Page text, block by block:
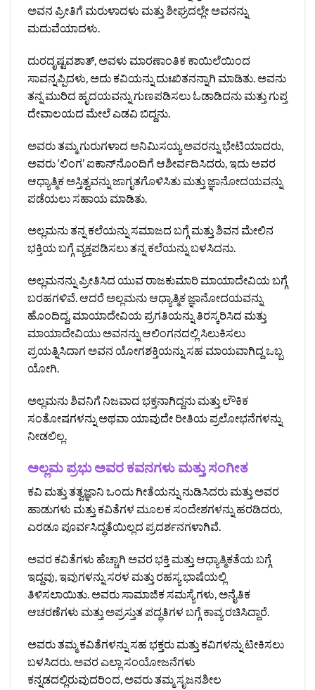
ಅವನ ಪ್ರೀತಿಗೆ ಮರುಳಾದಳು ಮತ್ತು ಶೀಘ್ರದಲ್ಲೇ ಅವನನ್ನು
ಮದುವೆಯಾದಳು.
ದುರದೃಷ್ಟವಶಾತ್, ಅವಳು ಮಾರಣಾಂತಿಕ ಕಾಯಿಲೆಯಿಂದ
ಸಾವನ್ನಪ್ಪಿದಳು, ಅದು ಕವಿಯನ್ನು ದುಃಖಿತನನ್ನಾಗಿ ಮಾಡಿತು. ಅವನು
ತನ್ನ ಮುರಿದ ಹೃದಯವನ್ನು ಗುಣಪಡಿಸಲು ಓಡಾಡಿದನು ಮತ್ತು ಗುಪ್ತ
ದೇವಾಲಯದ ಮೇಲೆ ಎಡವಿ ಬಿದ್ದನು.
ಅವರು ತಮ್ಮ ಗುರುಗಳಾದ ಅನಿಮಿಸಯ್ಯ ಅವರನ್ನು ಭೇಟಿಯಾದರು,
ಅವರು ‘ಲಿಂಗ’ ಐಕಾನ್‌ನೊಂದಿಗೆ ಆಶೀರ್ವದಿಸಿದರು, ಇದು ಅವರ
ಆಧ್ಯಾತ್ಮಿಕ ಅಸ್ತಿತ್ವವನ್ನು ಜಾಗೃತಗೊಳಿಸಿತು ಮತ್ತು ಜ್ಞಾನೋದಯವನ್ನು
ಪಡೆಯಲು ಸಹಾಯ ಮಾಡಿತು.
ಅಲ್ಲಮನು ತನ್ನ ಕಲೆಯನ್ನು ಸಮಾಜದ ಬಗ್ಗೆ ಮತ್ತು ಶಿವನ ಮೇಲಿನ
ಭಕ್ತಿಯ ಬಗ್ಗೆ ವ್ಯಕ್ತಪಡಿಸಲು ತನ್ನ ಕಲೆಯನ್ನು ಬಳಸಿದನು.
ಅಲ್ಲಮನನ್ನು ಪ್ರೀತಿಸಿದ ಯುವ ರಾಜಕುಮಾರಿ ಮಾಯಾದೇವಿಯ ಬಗ್ಗೆ
ಬರಹಗಳಿವೆ. ಆದರೆ ಅಲ್ಲಮನು ಆಧ್ಯಾತ್ಮಿಕ ಜ್ಞಾನೋದಯವನ್ನು
ಹೊಂದಿದ್ದ, ಮಾಯಾದೇವಿಯ ಪ್ರಗತಿಯನ್ನು ತಿರಸ್ಕರಿಸಿದ ಮತ್ತು
ಮಾಯಾದೇವಿಯು ಅವನನ್ನು ಆಲಿಂಗನದಲ್ಲಿ ಸಿಲುಕಿಸಲು
ಪ್ರಯತ್ನಿಸಿದಾಗ ಅವನ ಯೋಗಶಕ್ತಿಯನ್ನು ಸಹ ಮಾಯವಾಗಿದ್ದ ಒಬ್ಬ
ಯೋಗಿ.
ಅಲ್ಲಮನು ಶಿವನಿಗೆ ನಿಜವಾದ ಭಕ್ತನಾಗಿದ್ದನು ಮತ್ತು ಲೌಕಿಕ
ಸಂತೋಷಗಳನ್ನು ಅಥವಾ ಯಾವುದೇ ರೀತಿಯ ಪ್ರಲೋಭನೆಗಳನ್ನು
ನೀಡಲಿಲ್ಲ.
ಅಲ್ಲಮ ಪ್ರಭು ಅವರ ಕವನಗಳು ಮತ್ತು ಸಂಗೀತ
ಕವಿ ಮತ್ತು ತತ್ವಜ್ಞಾನಿ ಒಂದು ಗೀತೆಯನ್ನು ನುಡಿಸಿದರು ಮತ್ತು ಅವರ
ಹಾಡುಗಳು ಮತ್ತು ಕವಿತೆಗಳ ಮೂಲಕ ಸಂದೇಶಗಳನ್ನು ಹರಡಿದರು,
ಎರಡೂ ಪೂರ್ವಸಿದ್ಧತೆಯಿಲ್ಲದ ಪ್ರದರ್ಶನಗಳಾಗಿವೆ.
ಅವರ ಕವಿತೆಗಳು ಹೆಚ್ಚಾಗಿ ಅವರ ಭಕ್ತಿ ಮತ್ತು ಆಧ್ಯಾತ್ಮಿಕತೆಯ ಬಗ್ಗೆ
ಇದ್ದವು, ಇವುಗಳನ್ನು ಸರಳ ಮತ್ತು ರಹಸ್ಯ ಭಾಷೆಯಲ್ಲಿ
ತಿಳಿಸಲಾಯಿತು. ಅವರು ಸಾಮಾಜಿಕ ಸಮಸ್ಯೆಗಳು, ಅನೈತಿಕ
ಆಚರಣೆಗಳು ಮತ್ತು ಅಪ್ರಸ್ತುತ ಪದ್ಧತಿಗಳ ಬಗ್ಗೆ ಕಾವ್ಯ ರಚಿಸಿದ್ದಾರೆ.
ಅವರು ತಮ್ಮ ಕವಿತೆಗಳನ್ನು ಸಹ ಭಕ್ತರು ಮತ್ತು ಕವಿಗಳನ್ನು ಟೀಕಿಸಲು
ಬಳಸಿದರು. ಅವರ ಎಲ್ಲಾ ಸಂಯೋಜನೆಗಳು
ಕನ್ನಡದಲ್ಲಿರುವುದರಿಂದ, ಅವರು ತಮ್ಮ ಸೃಜನಶೀಲ